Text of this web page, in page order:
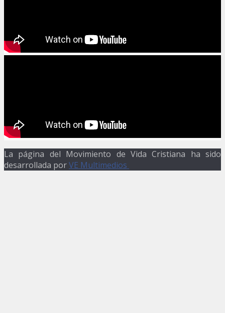
La página del Movimiento de Vida Cristiana ha sido
desarrollada porVE Multimedios